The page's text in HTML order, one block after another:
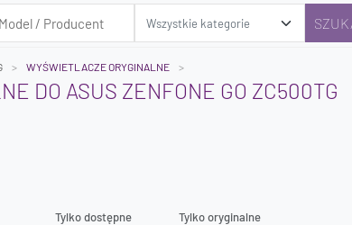
WYŚWIETLACZE ORYGINALNE
DO ASUS ZENFONE GO ZC500TG
Tylko dostępne Tylko oryginalne